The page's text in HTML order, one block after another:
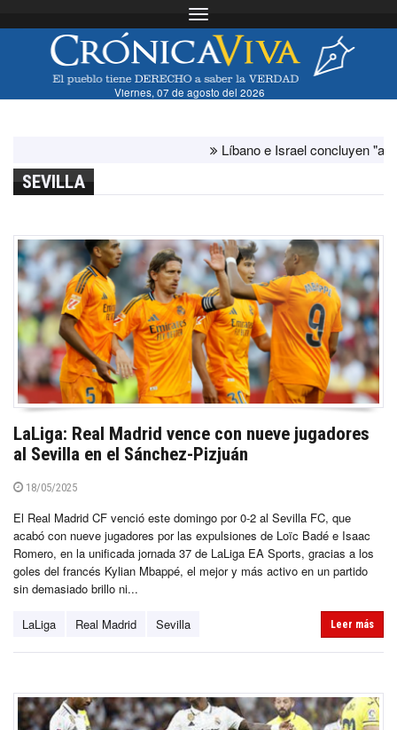
Toggle navigation
Viernes, 07 de agosto del 2026
Líbano e Israel concluyen "antes de
SEVILLA
LaLiga: Real Madrid vence con nueve jugadores
al Sevilla en el Sánchez-Pizjuán
18/05/2025
El Real Madrid CF venció este domingo por 0-2 al Sevilla FC, que
acabó con nueve jugadores por las expulsiones de Loïc Badé e Isaac
Romero, en la unificada jornada 37 de LaLiga EA Sports, gracias a los
goles del francés Kylian Mbappé, el mejor y más activo en un partido
sin demasiado brillo ni...
LaLiga Real Madrid Sevilla Leer más